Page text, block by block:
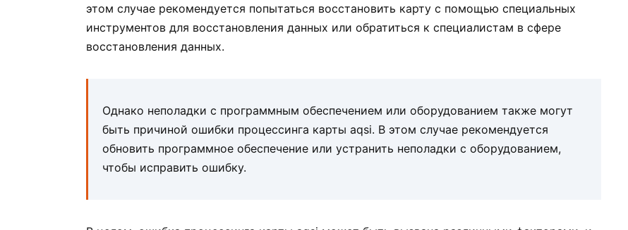
этом случае рекомендуется попытаться восстановить карту с помощью специальных
инструментов для восстановления данных или обратиться к специалистам в сфере
восстановления данных.
Однако неполадки с программным обеспечением или оборудованием также могут
быть причиной ошибки процессинга карты aqsi. В этом случае рекомендуется
обновить программное обеспечение или устранить неполадки с оборудованием,
чтобы исправить ошибку.